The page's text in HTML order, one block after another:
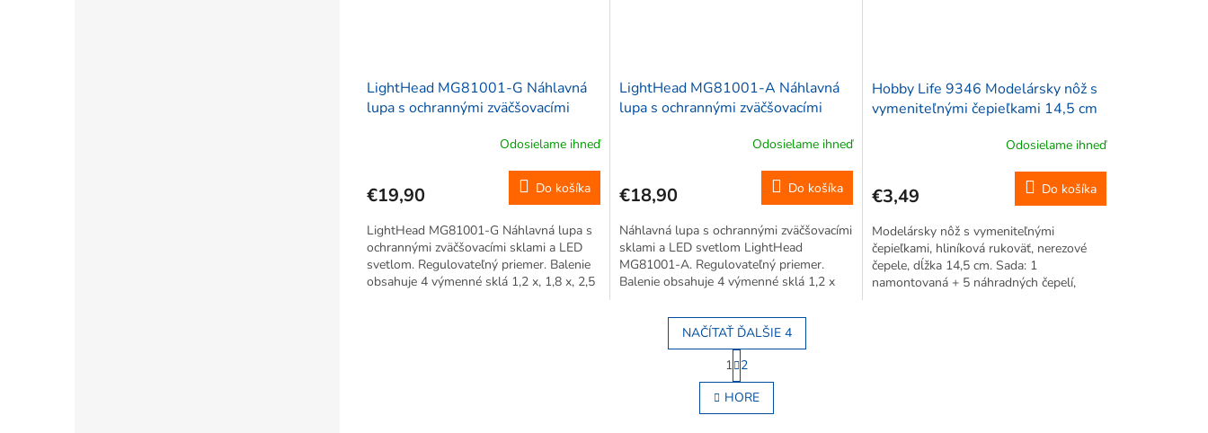
LightHead MG81001-G Náhlavná
lupa s ochrannými zväčšovacími
Odosielame ihneď
€19,90 Do košíka
LightHead MG81001-G Náhlavná lupa s
ochrannými zväčšovacími sklami a LED
svetlom. Regulovateľný priemer. Balenie
obsahuje 4 výmenné sklá 1,2 x, 1,8 x, 2,5
LightHead MG81001-A Náhlavná
lupa s ochrannými zväčšovacími
Odosielame ihneď
€18,90 Do košíka
Náhlavná lupa s ochrannými zväčšovacími
sklami a LED svetlom LightHead
MG81001-A. Regulovateľný priemer.
Balenie obsahuje 4 výmenné sklá 1,2 x
skiel naraz - zväčšenia sa násobia.
Hobby Life 9346 Modelársky nôž s
vymeniteľnými čepieľkami 14,5 cm
Odosielame ihneď
€3,49 Do košíka
Modelársky nôž s vymeniteľnými
čepieľkami, hliníková rukoväť, nerezové
čepele, dĺžka 14,5 cm. Sada: 1
namontovaná + 5 náhradných čepelí,
O
v
l
NAČÍTAŤ ĎALŠIE 4
S
t
r
á
n
1 2
HORE